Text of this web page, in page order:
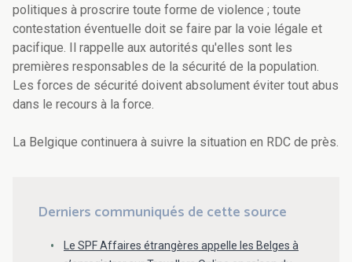
politiques à proscrire toute forme de violence ; toute
contestation éventuelle doit se faire par la voie légale et
pacifique. Il rappelle aux autorités qu'elles sont les
premières responsables de la sécurité de la population.
Les forces de sécurité doivent absolument éviter tout abus
dans le recours à la force.
La Belgique continuera à suivre la situation en RDC de près.
Derniers communiqués de cette source
Le SPF Affaires étrangères appelle les Belges à